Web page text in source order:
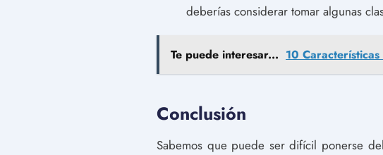
deberías considerar tomar algunas
Te puede interesar... 10
Conclusión
Sabemos que puede ser difícil ponerse